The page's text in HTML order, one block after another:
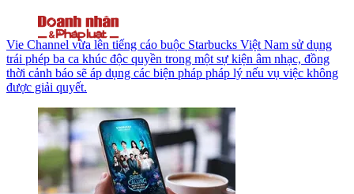
Vie Channel vừa lên tiếng cáo buộc Starbucks Việt Nam sử dụng
trái phép ba ca khúc độc quyền trong một sự kiện âm nhạc, đồng
thời cảnh báo sẽ áp dụng các biện pháp pháp lý nếu vụ việc không
được giải quyết.